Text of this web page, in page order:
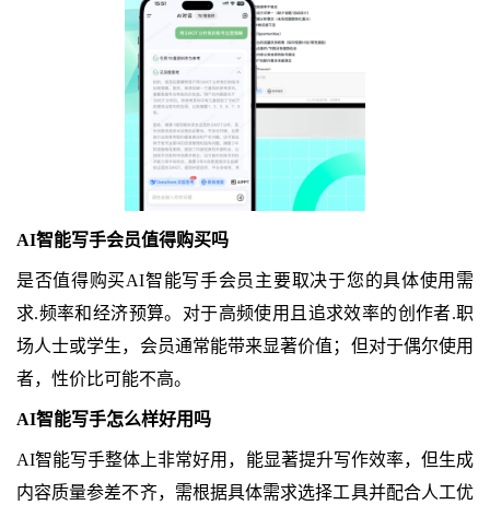
AI智能写手会员值得购买吗
是否值得购买AI智能写手会员主要取决于您的具体使用需
求.频率和经济预算。对于高频使用且追求效率的创作者.职
场人士或学生，会员通常能带来显著价值；但对于偶尔使用
者，性价比可能不高。
AI智能写手怎么样好用吗
AI智能写手整体上非常好用，能显著提升写作效率，但生成
内容质量参差不齐，需根据具体需求选择工具并配合人工优